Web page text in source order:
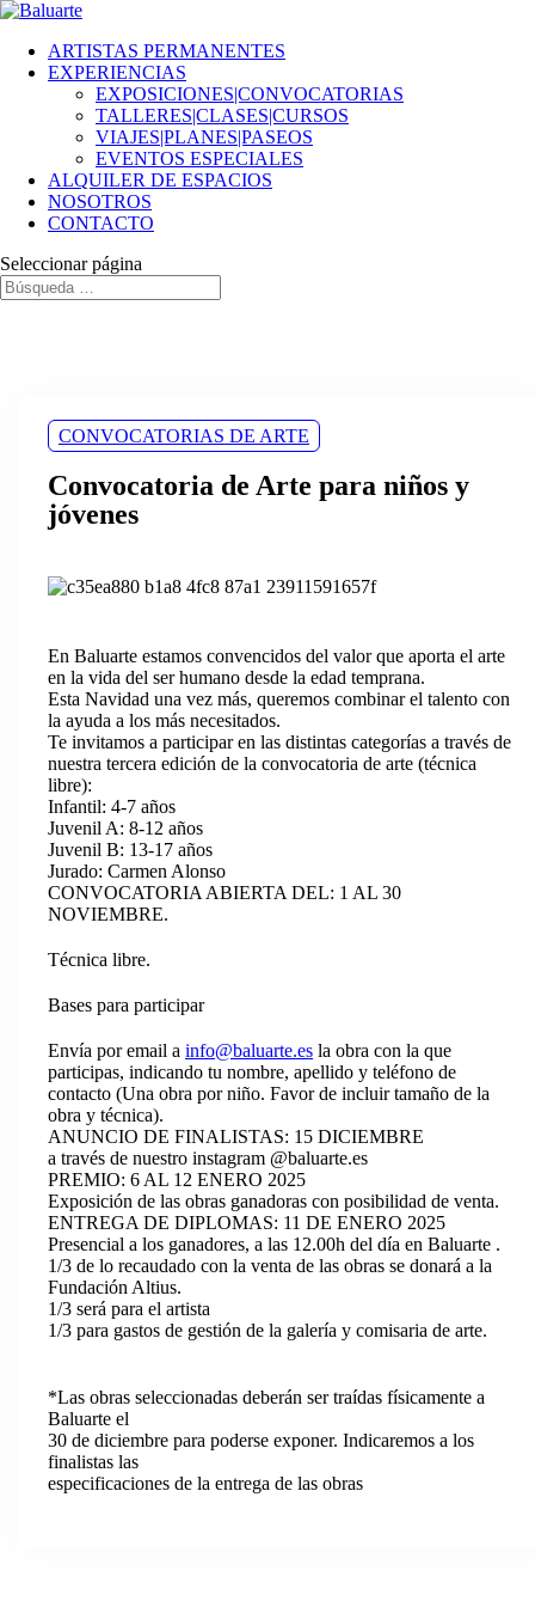
ARTISTAS PERMANENTES
EXPERIENCIAS
EXPOSICIONES|CONVOCATORIAS
TALLERES|CLASES|CURSOS
VIAJES|PLANES|PASEOS
EVENTOS ESPECIALES
ALQUILER DE ESPACIOS
NOSOTROS
CONTACTO
Seleccionar página
CONVOCATORIAS DE ARTE
Convocatoria de Arte para niños y
jóvenes
En Baluarte estamos convencidos del valor que aporta el arte
en la vida del ser humano desde la edad temprana.
Esta Navidad una vez más, queremos combinar el talento con
la ayuda a los más necesitados.
Te invitamos a participar en las distintas categorías a través de
nuestra tercera edición de la convocatoria de arte (técnica
libre):
Infantil: 4-7 años
Juvenil A: 8-12 años
Juvenil B: 13-17 años
Jurado: Carmen Alonso
CONVOCATORIA ABIERTA DEL: 1 AL 30
NOVIEMBRE.
Técnica libre.
Bases para participar
Envía por email a info@baluarte.es la obra con la que
participas, indicando tu nombre, apellido y teléfono de
contacto (Una obra por niño. Favor de incluir tamaño de la
obra y técnica).
ANUNCIO DE FINALISTAS: 15 DICIEMBRE
a través de nuestro instagram @baluarte.es
PREMIO: 6 AL 12 ENERO 2025
Exposición de las obras ganadoras con posibilidad de venta.
ENTREGA DE DIPLOMAS: 11 DE ENERO 2025
Presencial a los ganadores, a las 12.00h del día en Baluarte .
1/3 de lo recaudado con la venta de las obras se donará a la
Fundación Altius.
1/3 será para el artista
1/3 para gastos de gestión de la galería y comisaria de arte.
*Las obras seleccionadas deberán ser traídas físicamente a
Baluarte el
30 de diciembre para poderse exponer. Indicaremos a los
finalistas las
especificaciones de la entrega de las obras